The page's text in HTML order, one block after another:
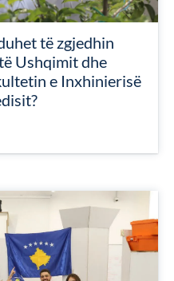
të zgjedhin
Ushqimit dhe
e Inxhinierisë